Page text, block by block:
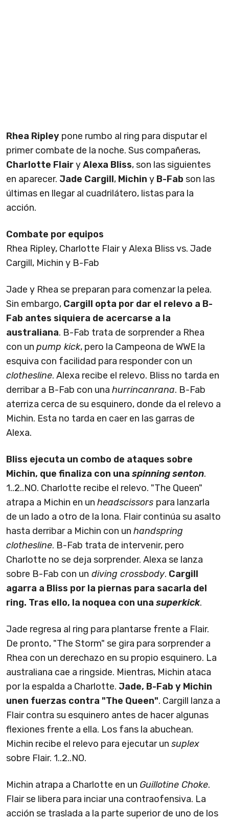
Rhea Ripley pone rumbo al ring para disputar el
primer combate de la noche. Sus compañeras,
Charlotte FlairyAlexa Bliss, son las siguientes
en aparecer. Jade Cargill, Michin y B-Fab son las
últimas en llegar al cuadrilátero, listas para la
acción.
Combate por equipos
Rhea Ripley, Charlotte Flair y Alexa Bliss vs. Jade
Cargill, Michin y B-Fab
Jade y Rhea se preparan para comenzar la pelea.
Sin embargo, Cargill opta por dar el relevo a B-
Fab antes siquiera de acercarse a la
australiana. B-Fab trata de sorprender a Rhea
con un pump kick, pero la Campeona de WWE la
esquiva con facilidad para responder con un
clothesline. Alexa recibe el relevo. Bliss no tarda en
derribar a B-Fab con una hurrincanrana. B-Fab
aterriza cerca de su esquinero, donde da el relevo a
Michin. Esta no tarda en caer en las garras de
Alexa.
Bliss ejecuta un combo de ataques sobre
Michin, que finaliza con una spinning senton.
1..2..NO. Charlotte recibe el relevo. "The Queen"
atrapa a Michin en un headscissors para lanzarla
de un lado a otro de la lona. Flair continúa su asalto
hasta derribar a Michin con un handspring
clothesline. B-Fab trata de intervenir, pero
Charlotte no se deja sorprender. Alexa se lanza
sobre B-Fab con un diving crossbody. Cargill
agarra a Bliss por la piernas para sacarla del
ring. Tras ello, la noquea con una superkick.
Jade regresa al ring para plantarse frente a Flair.
De pronto, "The Storm" se gira para sorprender a
Rhea con un derechazo en su propio esquinero. La
australiana cae a ringside. Mientras, Michin ataca
por la espalda a Charlotte. Jade, B-Fab y Michin
unen fuerzas contra "The Queen". Cargill lanza a
Flair contra su esquinero antes de hacer algunas
flexiones frente a ella. Los fans la abuchean.
Michin recibe el relevo para ejecutar un suplex
sobre Flair. 1..2..NO.
Michin atrapa a Charlotte en un Guillotine Choke.
Flair se libera para inciar una contraofensiva. La
acción se traslada a la parte superior de uno de los